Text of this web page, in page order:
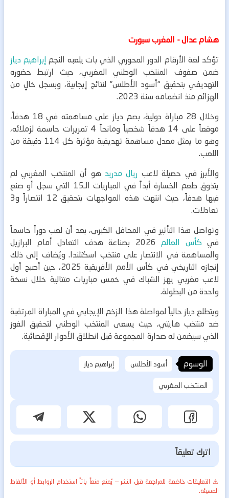
هشام عدال - المغرب سبورت
تؤكد لغة الأرقام الدور المحوري الذي بات يلعبه النجم إبراهيم دياز
ضمن صفوف المنتخب الوطني المغربي، حيث ارتبط حضوره
التهديفي بتحقيق “أسود الأطلس” لنتائج إيجابية، وبسجل خالٍ من
الهزائم منذ انضمامه سنة 2023.
وخلال 28 مباراة دولية، بصم دياز على مساهمته في 18 هدفاً،
موقعاً على 14 هدفاً شخصياً ومانحاً 4 تمريرات حاسمة لزملائه،
وهو ما يمثل معدل مساهمة تهديفية مؤثرة كل 114 دقيقة من
اللعب.
والأبرز في حصيلة لاعب ريال مدريد هو أن المنتخب المغربي لم
يتذوق طعم الخسارة أبداً في المباريات الـ15 التي سجل أو صنع
فيها هدفاً، حيث انتهت هذه المواجهات بتحقيق 12 انتصاراً و3
تعادلات.
وتواصل هذا التأثير في المحافل الكبرى، بعد أن لعب دوراً حاسماً
في كأس العالم
2026 بصناعة هدف التعادل أمام البرازيل
والمساهمة في الانتصار على منتخب اسكتلندا. ويُضاف إلى ذلك
إنجازه التاريخي في كأس الأمم الأفريقية 2025، حين أصبح أول
لاعب مغربي يهز الشباك في خمس مباريات متتالية خلال نسخة
واحدة من البطولة.
ويتطلع دياز حالياً لمواصلة هذا الزخم الإيجابي في المباراة المرتقبة
ضد منتخب هايتي، حيث يسعى المنتخب الوطني لتحقيق الفوز
الذي سيضمن له صدارة المجموعة قبل انطلاق الأدوار الإقصائية.
الوسوم أسود الأطلس
إبراهيم دياز
المنتخب المغربي
اترك تعليقاً
⚠️ التعليقات خاضعة للمراجعة قبل النشر — يُمنع منعاً باتاً استخدام الروابط أو الألفاظ
المسيئة.